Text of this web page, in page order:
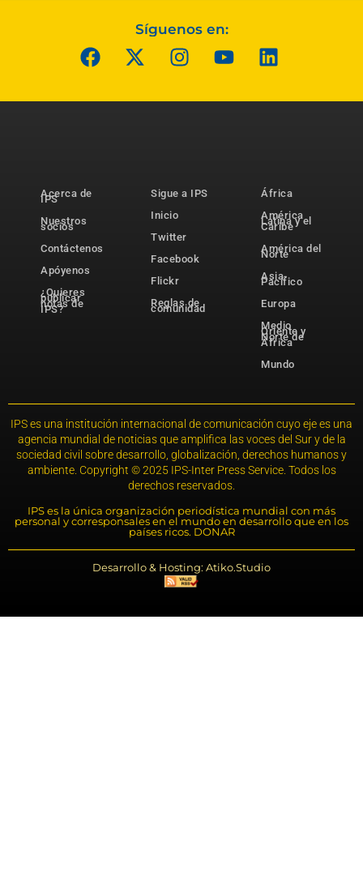
Síguenos en:
Acerca de
IPS
Nuestros
socios
Contáctenos
Apóyenos
¿Quieres
publicar
notas de
IPS?
Sigue a IPS
Inicio
Twitter
Facebook
Flickr
Reglas de
comunidad
África
América
Latina y el
Caribe
América del
Norte
Asia-
Pacífico
Europa
Medio
Oriente y
Norte de
África
Mundo
IPS es una institución internacional de comunicación cuyo eje es una
agencia mundial de noticias que amplifica las voces del Sur y de la
sociedad civil sobre desarrollo, globalización, derechos humanos y
ambiente. Copyright © 2025 IPS-Inter Press Service. Todos los
derechos reservados.
IPS es la única organización periodística mundial con más
personal y corresponsales en el mundo en desarrollo que en los
países ricos. DONAR
Desarrollo & Hosting: Atiko.Studio